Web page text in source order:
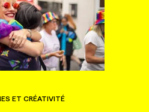
ET CRÉATIVITÉ